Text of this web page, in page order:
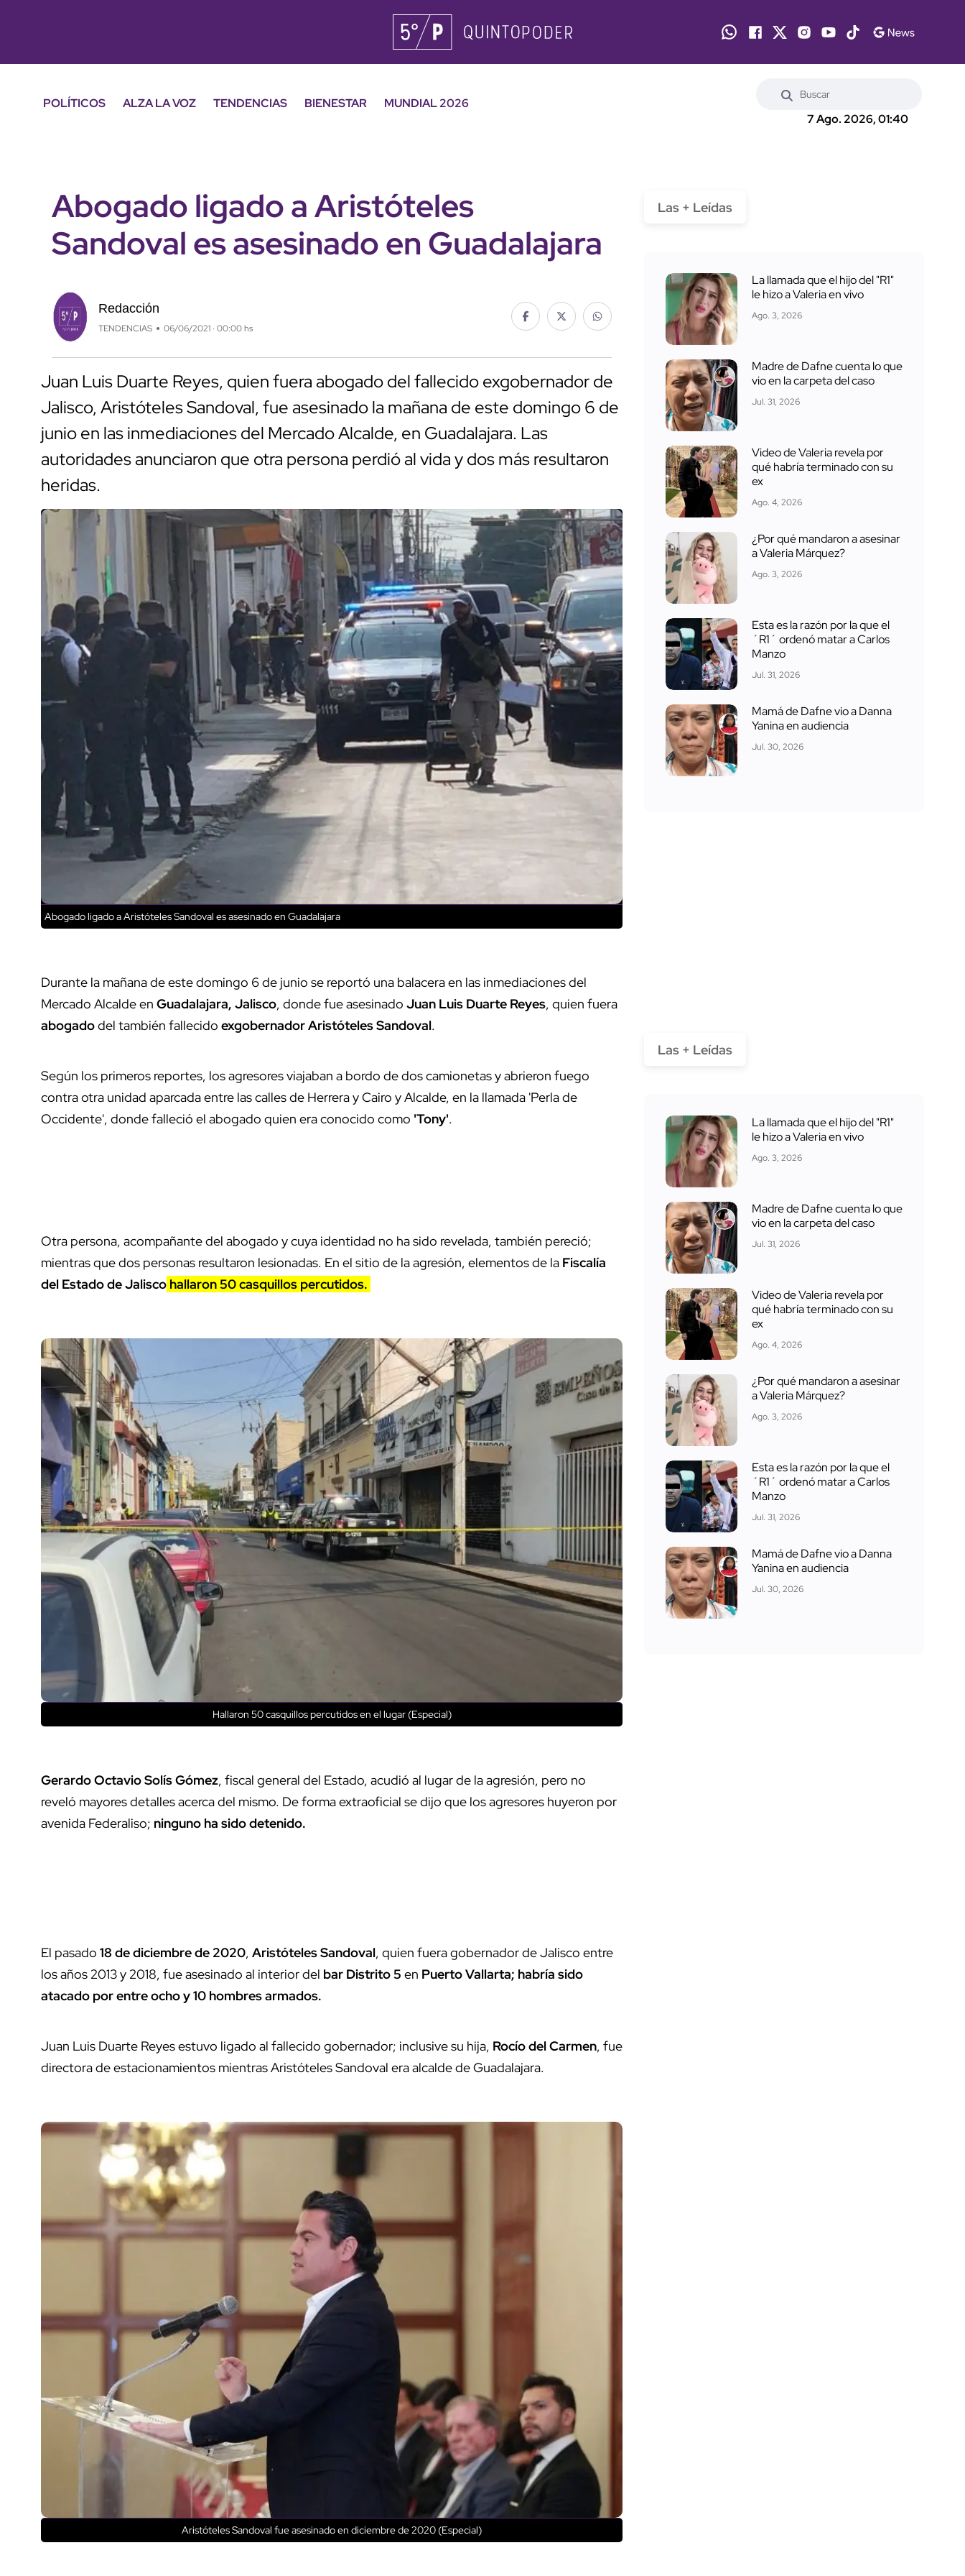
POLÍTICOS ALZA LA VOZ TENDENCIAS BIENESTAR
MUNDIAL 2026
7 Ago. 2026, 01:40
Abogado ligado a Aristóteles
Sandoval es asesinado en Guadalajara
Redacción
TENDENCIAS 06/06/2021 · 00:00 hs
Juan Luis Duarte Reyes, quien fuera abogado del fallecido exgobernador de
Jalisco, Aristóteles Sandoval, fue asesinado la mañana de este domingo 6 de
junio en las inmediaciones del Mercado Alcalde, en Guadalajara. Las
autoridades anunciaron que otra persona perdió al vida y dos más resultaron
heridas.
Abogado ligado a Aristóteles Sandoval es asesinado en Guadalajara
Durante la mañana de este domingo 6 de junio se reportó una balacera en las inmediaciones del
Mercado Alcalde en Guadalajara, Jalisco, donde fue asesinado Juan Luis Duarte Reyes, quien fuera
abogadodel también fallecido exgobernador Aristóteles Sandoval.
Según los primeros reportes, los agresores viajaban a bordo de dos camionetas y abrieron fuego
contra otra unidad aparcada entre las calles de Herrera y Cairo y Alcalde, en la llamada 'Perla de
Occidente', donde falleció el abogado quien era conocido como 'Tony'.
Otra persona, acompañante del abogado y cuya identidad no ha sido revelada, también pereció;
mientras que dos personas resultaron lesionadas. En el sitio de la agresión, elementos de la Fiscalía
del Estado de Jalisco hallaron 50 casquillos percutidos.
Hallaron 50 casquillos percutidos en el lugar (Especial)
Gerardo Octavio Solís Gómez, fiscal general del Estado, acudió al lugar de la agresión, pero no
reveló mayores detalles acerca del mismo. De forma extraoficial se dijo que los agresores huyeron por
avenida Federaliso; ninguno ha sido detenido.
El pasado 18 de diciembre de 2020, Aristóteles Sandoval, quien fuera gobernador de Jalisco entre
los años 2013 y 2018, fue asesinado al interior del bar Distrito 5 en Puerto Vallarta; habría sido
atacado por entre ocho y 10 hombres armados.
Juan Luis Duarte Reyes estuvo ligado al fallecido gobernador; inclusive su hija, Rocío del Carmen, fue
directora de estacionamientos mientras Aristóteles Sandoval era alcalde de Guadalajara.
Aristóteles Sandoval fue asesinado en diciembre de 2020 (Especial)
Las + Leídas
La llamada que el hijo del "R1"
le hizo a Valeria en vivo
Ago. 3, 2026
Madre de Dafne cuenta lo que
vio en la carpeta del caso
Jul. 31, 2026
Video de Valeria revela por
qué habría terminado con su
ex
Ago. 4, 2026
¿Por qué mandaron a asesinar
a Valeria Márquez?
Ago. 3, 2026
Esta es la razón por la que el
´R1´ ordenó matar a Carlos
Manzo
Jul. 31, 2026
Mamá de Dafne vio a Danna
Yanina en audiencia
Jul. 30, 2026
Las + Leídas
La llamada que el hijo del "R1"
le hizo a Valeria en vivo
Ago. 3, 2026
Madre de Dafne cuenta lo que
vio en la carpeta del caso
Jul. 31, 2026
Video de Valeria revela por
qué habría terminado con su
ex
Ago. 4, 2026
¿Por qué mandaron a asesinar
a Valeria Márquez?
Ago. 3, 2026
Esta es la razón por la que el
´R1´ ordenó matar a Carlos
Manzo
Jul. 31, 2026
Mamá de Dafne vio a Danna
Yanina en audiencia
Jul. 30, 2026